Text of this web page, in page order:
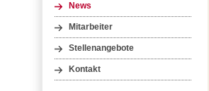
News
Mitarbeiter
Stellenangebote
Kontakt